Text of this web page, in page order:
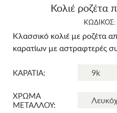
Κολιέ ροζέτα
Κλασσικό κολιέ με ροζέτα
καρατίων με αστραφτερές
ΚΑΡΑΤΙΑ:
ΧΡΩΜΑ
ΜΕΤΑΛΛΟΥ: